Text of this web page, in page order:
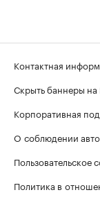
Контактная
Скрыть баннеры
Корпоративная
О соблюдении
Пользовательское
Политика в